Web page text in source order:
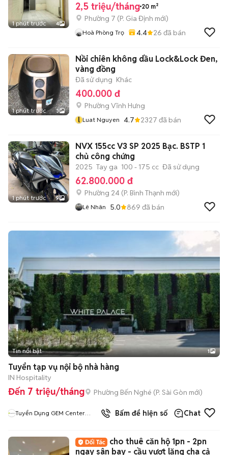
1 phút trước 4
2,5 triệu/tháng 20 m²
Phường 7 (P. Gia Định mới)
Hoà Phòng Trọ 4.4 26 đã bán
1 phút trước 3
Nồi chiên không dầu Lock&Lock Đen,
vàng đồng
Đã sử dụng Khác
400.000 đ
Phường Vĩnh Hưng
l Luat Nguyen 4.7 2327 đã bán
1 phút trước 9
NVX 155cc V3 SP 2025 Bạc. BSTP 1
chủ công chứng
2025 Tay ga 100 - 175 cc Đã sử dụng
62.800.000 đ
Phường 24 (P. Bình Thạnh mới)
Lê Nhân 5.0 869 đã bán
Tin nổi bật 1
Tuyển tạp vụ nội bộ nhà hàng
IN Hospitality
Đến 7 triệu/tháng Phường Bến Nghé (P. Sài Gòn mới)
Tuyển Dụng GEM Center
Bấm để hiện số Chat
cho thuê căn hộ 1pn - 2pn
ngay sân bay - cầu vượt lăng cha cả